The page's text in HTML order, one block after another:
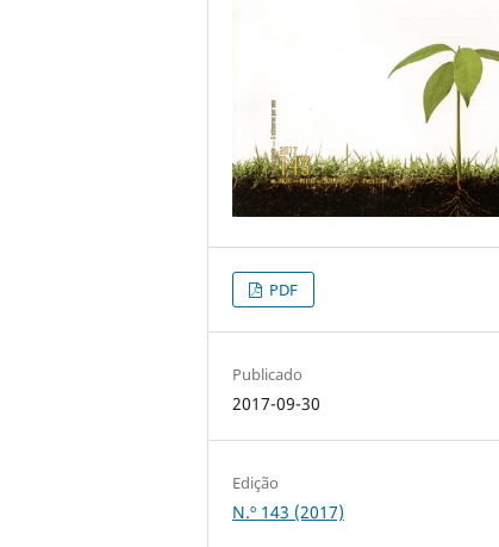
PDF
Publicado
2017-09-30
Edição
N.º 143 (2017)